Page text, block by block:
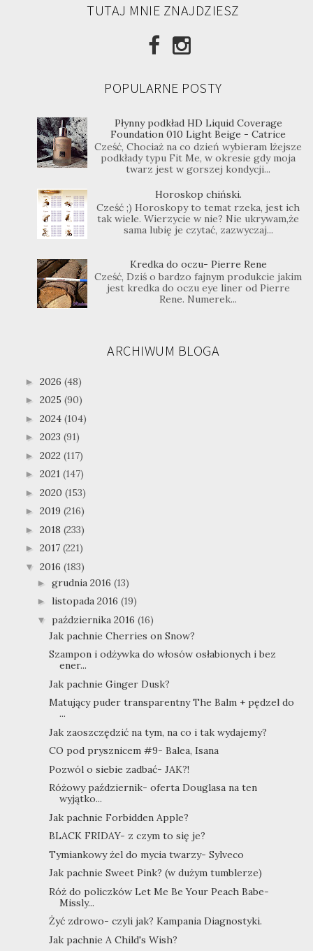
TUTAJ MNIE ZNAJDZIESZ
POPULARNE POSTY
Płynny podkład HD Liquid Coverage
Foundation 010 Light Beige - Catrice
Cześć, Chociaż na co dzień wybieram lżejsze
podkłady typu Fit Me, w okresie gdy moja
twarz jest w gorszej kondycji...
Horoskop chiński.
Cześć ;) Horoskopy to temat rzeka, jest ich
tak wiele. Wierzycie w nie? Nie ukrywam,że
sama lubię je czytać, zazwyczaj...
Kredka do oczu- Pierre Rene
Cześć, Dziś o bardzo fajnym produkcie jakim
jest kredka do oczu eye liner od Pierre
Rene. Numerek...
ARCHIWUM BLOGA
► 2026 (48)
► 2025 (90)
► 2024 (104)
► 2023 (91)
► 2022 (117)
► 2021 (147)
► 2020 (153)
► 2019 (216)
► 2018 (233)
► 2017 (221)
▼ 2016 (183)
► grudnia 2016 (13)
► listopada 2016 (19)
▼ października 2016 (16)
Jak pachnie Cherries on Snow?
Szampon i odżywka do włosów osłabionych i bez
ener...
Jak pachnie Ginger Dusk?
Matujący puder transparentny The Balm + pędzel do
...
Jak zaoszczędzić na tym, na co i tak wydajemy?
CO pod prysznicem #9- Balea, Isana
Pozwól o siebie zadbać- JAK?!
Różowy październik- oferta Douglasa na ten
wyjątko...
Jak pachnie Forbidden Apple?
BLACK FRIDAY- z czym to się je?
Tymiankowy żel do mycia twarzy- Sylveco
Jak pachnie Sweet Pink? (w dużym tumblerze)
Róż do policzków Let Me Be Your Peach Babe-
Missly...
Żyć zdrowo- czyli jak? Kampania Diagnostyki.
Jak pachnie A Child's Wish?